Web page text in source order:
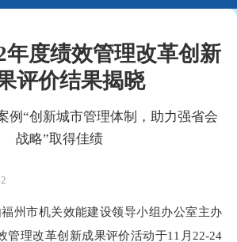
年度绩效管理改革创新
评价结果揭晓
“创新城市管理体制，助力强省会
战略”取得佳绩
州市机关效能建设领导小组办公室主办
管理改革创新成果评价活动于11月22-24